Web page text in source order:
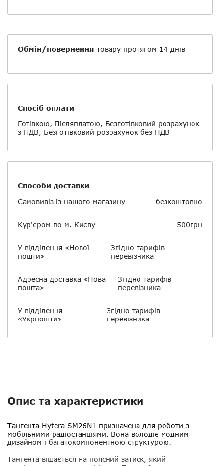
Обмін/повернення товару протягом 14 днів
Спосіб оплати
Готівкою, Післяплатою, Безготівковий розрахунок
з ПДВ, Безготівковий розрахунок без ПДВ
Способи доставки
Самовивіз із нашого магазину
безкоштовно
Кур'єром по м. Києву 500грн
У відділення «Нової
пошти»
Згідно тарифів
перевізника
Адресна доставка «Нова
пошта»
Згідно тарифів
перевізника
У відділення
«Укрпошти»
Згідно тарифів
перевізника
Опис та характеристики
Тангента Hytera SM26N1 призначена для роботи з
мобільними радіостанціями. Вона володіє модним
дизайном і багатокомпонентною структурою.
Тангента вішається на поясний затиск, який